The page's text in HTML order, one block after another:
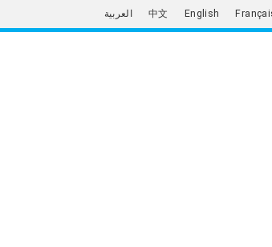
العربية 中文 English